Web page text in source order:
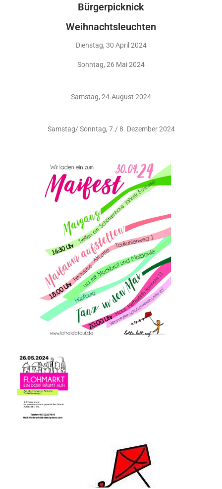
Bürgerpicknick
Weihnachtsleuchten
Dienstag, 30 April 2024
Sonntag, 26 Mai 2024
Samstag, 24.August 2024
Samstag/ Sonntag, 7./ 8. Dezember 2024